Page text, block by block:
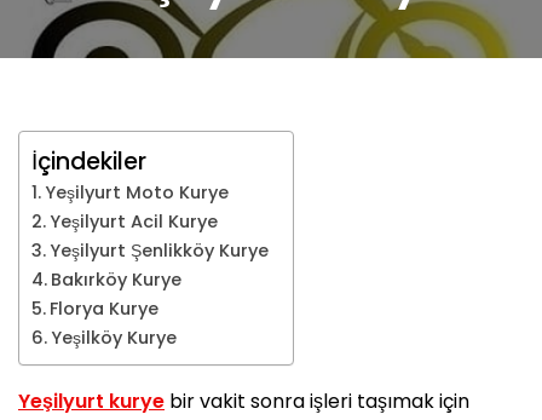
İçindekiler
Yeşilyurt Moto Kurye
Yeşilyurt Acil Kurye
Yeşilyurt Şenlikköy Kurye
Bakırköy Kurye
Florya Kurye
Yeşilköy Kurye
Yeşilyurt kurye bir vakit sonra işleri taşımak için